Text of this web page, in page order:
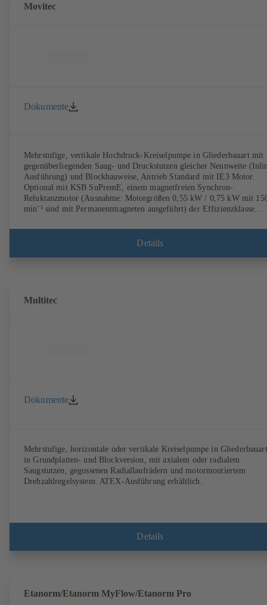
Movitec
Dokumente
Mehrstufige, vertikale Hochdruck-Kreiselpumpe in Gliederbauart mit
gegenüberliegenden Saug- und Druckstutzen gleicher Nennweite
Ausführung) und Blockbauweise, Antrieb Standard mit IE3 Motor.
Optional mit KSB SuPremE, einem magnetfreien Synchron-
Reluktanzmotor (Ausnahme: Motorgrößen 0,55 kW / 0,75 kW mit
min⁻¹ sind mit Permanentmagneten ausgeführt) der Effizienzklasse
Drehzahlregelsystem Typ KSB PumpDrive 2 oder KSB PumpDrive 2
Eco ohne Rotorlagegeber. Befestigungspunkte entsprechend EN
Details
Multitec
Dokumente
Mehrstufige, horizontale oder vertikale Kreiselpumpe in
in Grundplatten- und Blockversion, mit axialem oder radialem
Saugstutzen, gegossenen Radiallaufrädern und motormontiertem
Drehzahlregelsystem. ATEX-Ausführung erhältlich.
Details
Etanorm/Etanorm MyFlow/Etanorm Pro